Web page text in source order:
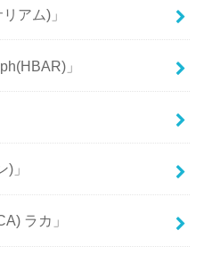
アム)」
」
」
ラカ」